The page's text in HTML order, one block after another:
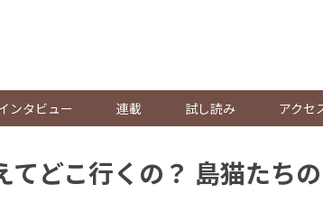
ンタビュー 連載 試し読み アクセ
てどこ行くの？ 島猫たち